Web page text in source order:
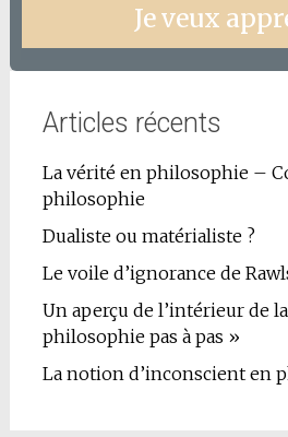
Je veux
Articles récents
La vérité en philosophie –
philosophie
Dualiste ou matérialiste ?
Le voile d’ignorance de
Un aperçu de l’intérieur de
philosophie pas à pas »
La notion d’inconscient en